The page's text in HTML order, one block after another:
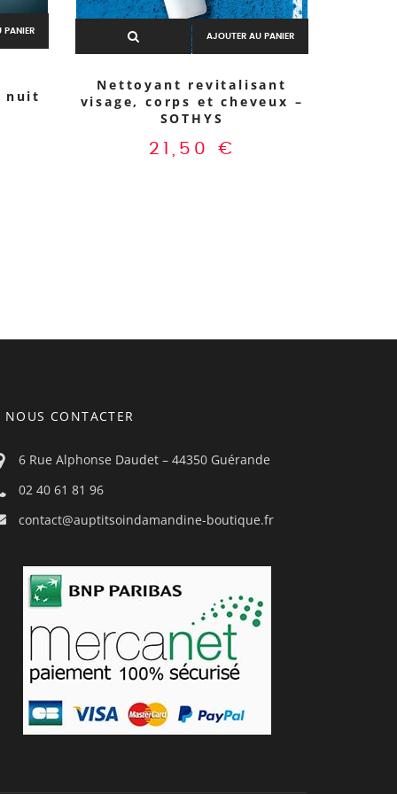
PANIER
nuit
AJOUTER AU PANIER
Nettoyant revitalisant
visage, corps et cheveux –
SOTHYS
21,50 €
NOUS CONTACTER
6 Rue Alphonse Daudet – 44350 Guérande
02 40 61 81 96
contact@auptitsoindamandine-boutique.fr